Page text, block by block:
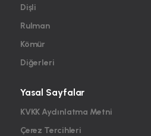
Dişli
Rulman
Kömür
Diğerleri
Yasal Sayfalar
KVKK Aydınlatma Metni
Çerez Tercihleri